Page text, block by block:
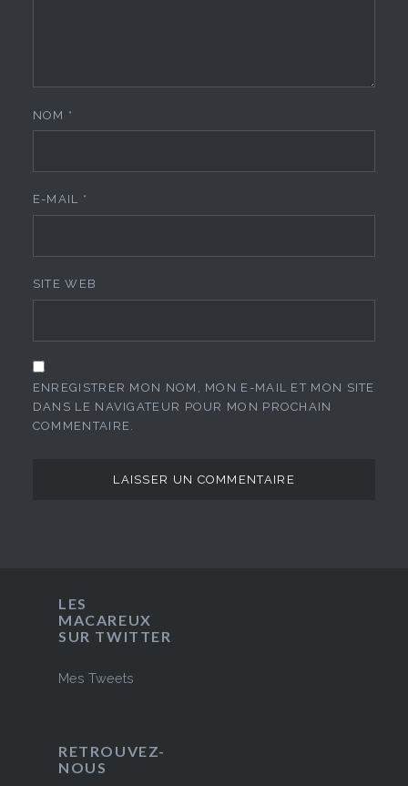
NOM *
E-MAIL *
SITE WEB
ENREGISTRER MON NOM, MON E-MAIL ET MON SITE
DANS LE NAVIGATEUR POUR MON PROCHAIN
COMMENTAIRE.
LES
MACAREUX
SUR TWITTER
Mes Tweets
RETROUVEZ-
NOUS